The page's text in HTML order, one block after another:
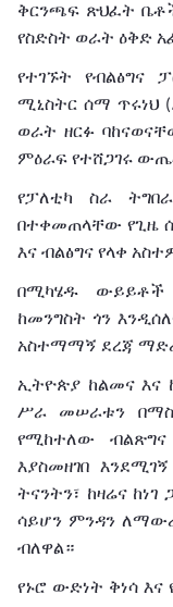
ቅርንጫፍ ጽህፈት
የስድስት ወራት ዕቅድ
የተገኙት የብልፅግና
ሚኒስትር ሰማ ጥሩነህ(
ወራት ዘርፉ
ምዕራፍ የተሸጋገሩ
የፓለቲካ ስራ
በተቀመጠላቸው የጊዜ
እና ብልፅግና የላቀ
በሚካሄዱ ውይይቶች
ከመንግስት ጎን
አስተማማኝ ደረጃ
ኢትዮጵያ ከልመና እና
ሥራ
መሠራቱን
የሚከተለው
ብልጽግና
እያስመዘገበ
ትናንትን፣ ከዛሬና ከነገ
ሳይሆን ምንዳን ለ
ብለዋል።
የኑሮ ውድነት ቅነሳ እና